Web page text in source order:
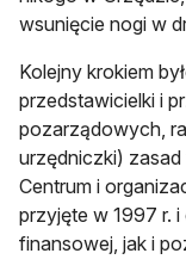
wsunięcie nogi w
Kolejny krokiem
przedstawicielki i
pozarządowych,
urzędniczki)
Centrum i
przyjęte w 1997 r.
finansowej, jak i